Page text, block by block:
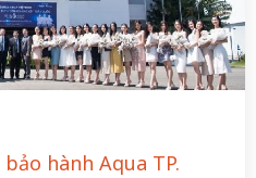
hành Aqua TP.